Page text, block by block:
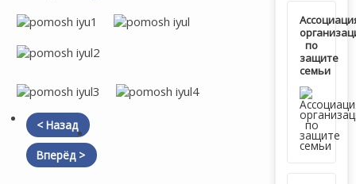
< Назад
Вперёд >
по
защите
семьи